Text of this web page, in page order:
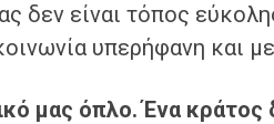
δεν είναι τόπος
υπερήφανη και
μας όπλο. Ένα κράτος